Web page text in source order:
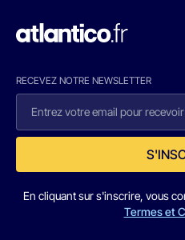
RECEVEZ NOTRE NEWSLETTER
En cliquant sur s'inscrire, vous
Termes et